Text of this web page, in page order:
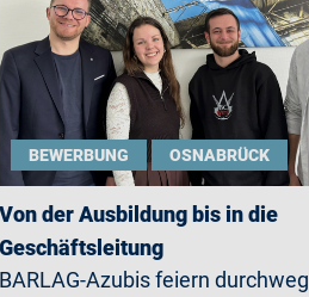
BEWERBUNG OSNABRÜCK
Von der Ausbildung bis in die
Geschäftsleitung
BARLAG-Azubis feiern durchweg